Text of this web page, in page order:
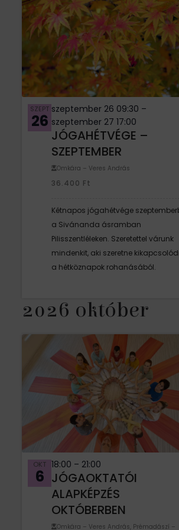
SZEPT
26
szeptember 26 09:30 –
szeptember 27 17:00
JÓGAHÉTVÉGE –
SZEPTEMBER
Omkára – Veres András
36.400 Ft
Kétnapos jógahétvége
a Sivánanda ásramban
Pilisszentléleken. Szeretettel várunk
mindenkit, aki szeretne
a hétköznapok rohanásából.
2026 október
OKT
6
18:00 – 21:00
JÓGAOKTATÓI
ALAPKÉPZÉS
OKTÓBERBEN
Omkára – Veres András, Prémadászí –